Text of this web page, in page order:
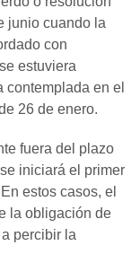
junio cuando la
con
estuviera
en el
26 de enero.
fuera del plazo
iniciará el primer
estos casos, el
la obligación de
percibir la